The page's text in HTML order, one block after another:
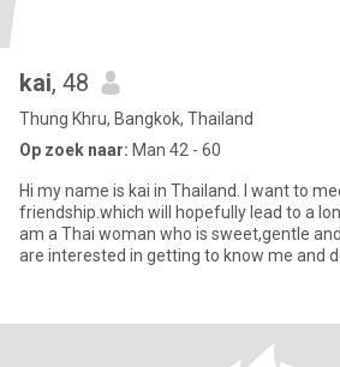
kai, 48
Thung Khru, Bangkok, Thailand
Op zoek naar: Man 42 - 60
Hi my name is kai in Thailand. I want to
friendship.which will hopefully lead to a
am a Thai woman who is sweet,gentle
are interested in getting to know me and